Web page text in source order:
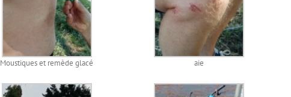
Moustiques et remède glacé aie